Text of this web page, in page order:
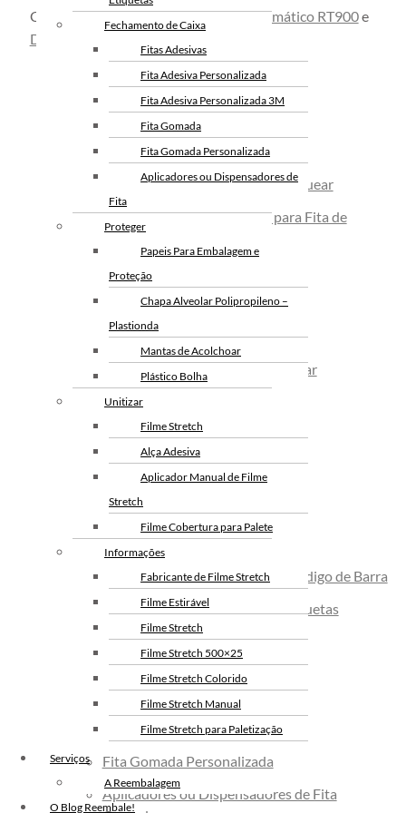
Fechamento de Caixa
Fitas Adesivas
Fita Adesiva Personalizada
Fita Adesiva Personalizada 3M
Fita Gomada
Fita Gomada Personalizada
Aplicadores ou Dispensadores de
Fita
Proteger
Papeis Para Embalagem e
Proteção
Chapa Alveolar Polipropileno –
Plastionda
Mantas de Acolchoar
Plástico Bolha
Unitizar
Filme Stretch
Alça Adesiva
Aplicador Manual de Filme
Stretch
Filme Cobertura para Palete
Informações
Fabricante de Filme Stretch
Filme Estirável
Filme Stretch
Filme Stretch 500×25
Filme Stretch Colorido
Filme Stretch Manual
Filme Stretch para Paletização
Filme Stretch sem Tubete
Filme Stretch Preto
Fita de Arquear PET
Serviços
A Reembalagem
O Blog Reembale!
Arqueação
Alicates Seladores de Fita de Arquear
Carrinhos Desbobinadores para Fita de
Esticadores Para Fita de Arquear
Fita de Arquear PP
Fita PET de Arquear
Selo Metalico para Fita de Arquear
Embalagens
Envelope de Segurança
Envelope Bolha
Embalagens Sob Medida
Etiquetar
Etiquetas para Impressora de Código de Barra
Ribbons para Impressora de Etiquetas
Fechamento de Caixa
Fitas Adesivas
Fita Adesiva Personalizada
Fita Gomada
Fita Gomada Personalizada
Aplicadores ou Dispensadores de Fita
Conheça também oEquipamento Automático RT900e
Dispensador Manual Modelo Tobogã